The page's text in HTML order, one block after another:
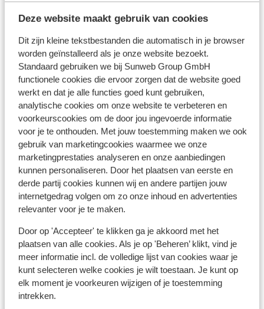
Deze website maakt gebruik van cookies
Dit zijn kleine tekstbestanden die automatisch in je browser
worden geïnstalleerd als je onze website bezoekt.
Standaard gebruiken we bij Sunweb Group GmbH
functionele cookies die ervoor zorgen dat de website goed
werkt en dat je alle functies goed kunt gebruiken,
analytische cookies om onze website te verbeteren en
voorkeurscookies om de door jou ingevoerde informatie
voor je te onthouden. Met jouw toestemming maken we ook
gebruik van marketingcookies waarmee we onze
marketingprestaties analyseren en onze aanbiedingen
kunnen personaliseren. Door het plaatsen van eerste en
derde partij cookies kunnen wij en andere partijen jouw
internetgedrag volgen om zo onze inhoud en advertenties
relevanter voor je te maken.
Door op 'Accepteer' te klikken ga je akkoord met het
plaatsen van alle cookies. Als je op 'Beheren’ klikt, vind je
meer informatie incl. de volledige lijst van cookies waar je
kunt selecteren welke cookies je wilt toestaan. Je kunt op
elk moment je voorkeuren wijzigen of je toestemming
intrekken.
8.5 Fantastisch
Hotel Le Sherpa
Les Deux Alpes Les Deux Alpes Frankrijk
Gezellige après-ski
Tegenover de gondel Jandri Express
Uitstekende keuken
Enorm vriendelijk en attent personeel
Za 24 Apr. - Za 1 Mei
Halfpension
pers.
vanaf prijs p.p.
€ 615
Bekijk
Bestemmingen